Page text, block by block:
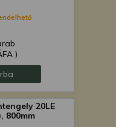
)
20LE
800mm